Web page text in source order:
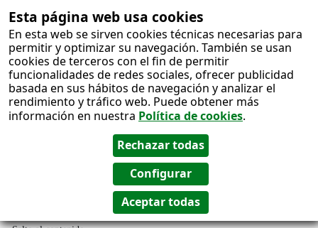
Esta página web usa cookies
En esta web se sirven cookies técnicas necesarias para
permitir y optimizar su navegación. También se usan
cookies de terceros con el fin de permitir
funcionalidades de redes sociales, ofrecer publicidad
basada en sus hábitos de navegación y analizar el
rendimiento y tráfico web. Puede obtener más
información en nuestra Política de cookies.